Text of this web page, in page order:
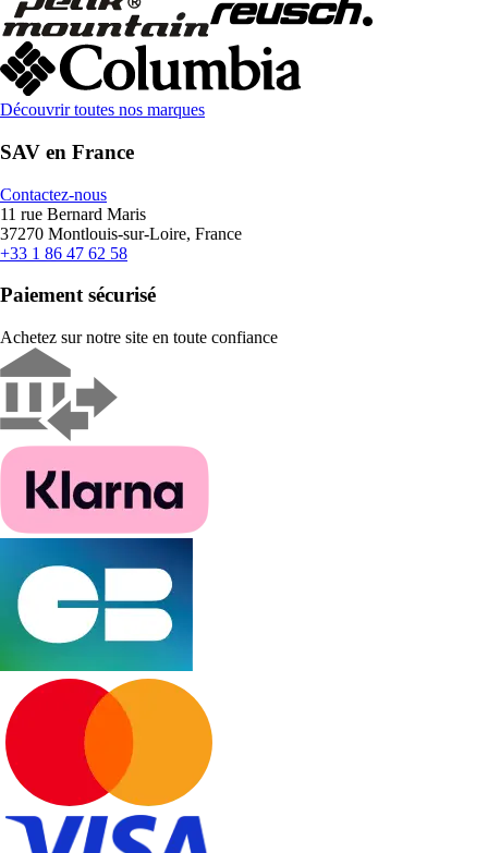
Découvrir toutes nos marques
SAV en France
Contactez-nous
11 rue Bernard Maris
37270 Montlouis-sur-Loire, France
+33 1 86 47 62 58
Paiement sécurisé
Achetez sur notre site en toute confiance